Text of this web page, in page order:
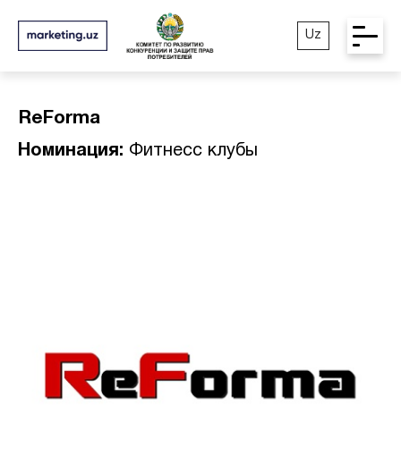
Uz
ReForma
Номинация: Фитнесс клубы